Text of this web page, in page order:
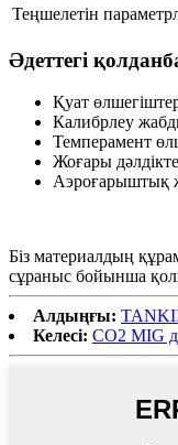
Теңшелетін
Әдеттегі
Қуат
Калибрлеу
Темперамент
Жоғары
Аэроғарыштық
Біз материалдың
сұраныс бойынша
Алдыңғы:
Келесі: CO2 MIG